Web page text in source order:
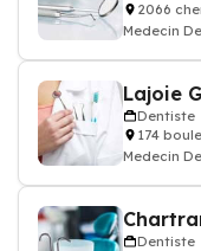
2066
Medecin
Lajoie
Dentiste
174
Medecin
Dentiste